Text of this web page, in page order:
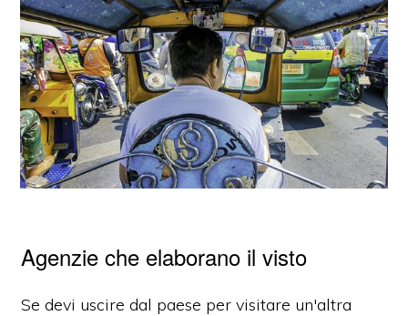
Agenzie che elaborano il visto
Se devi uscire dal paese per visitare un'altra